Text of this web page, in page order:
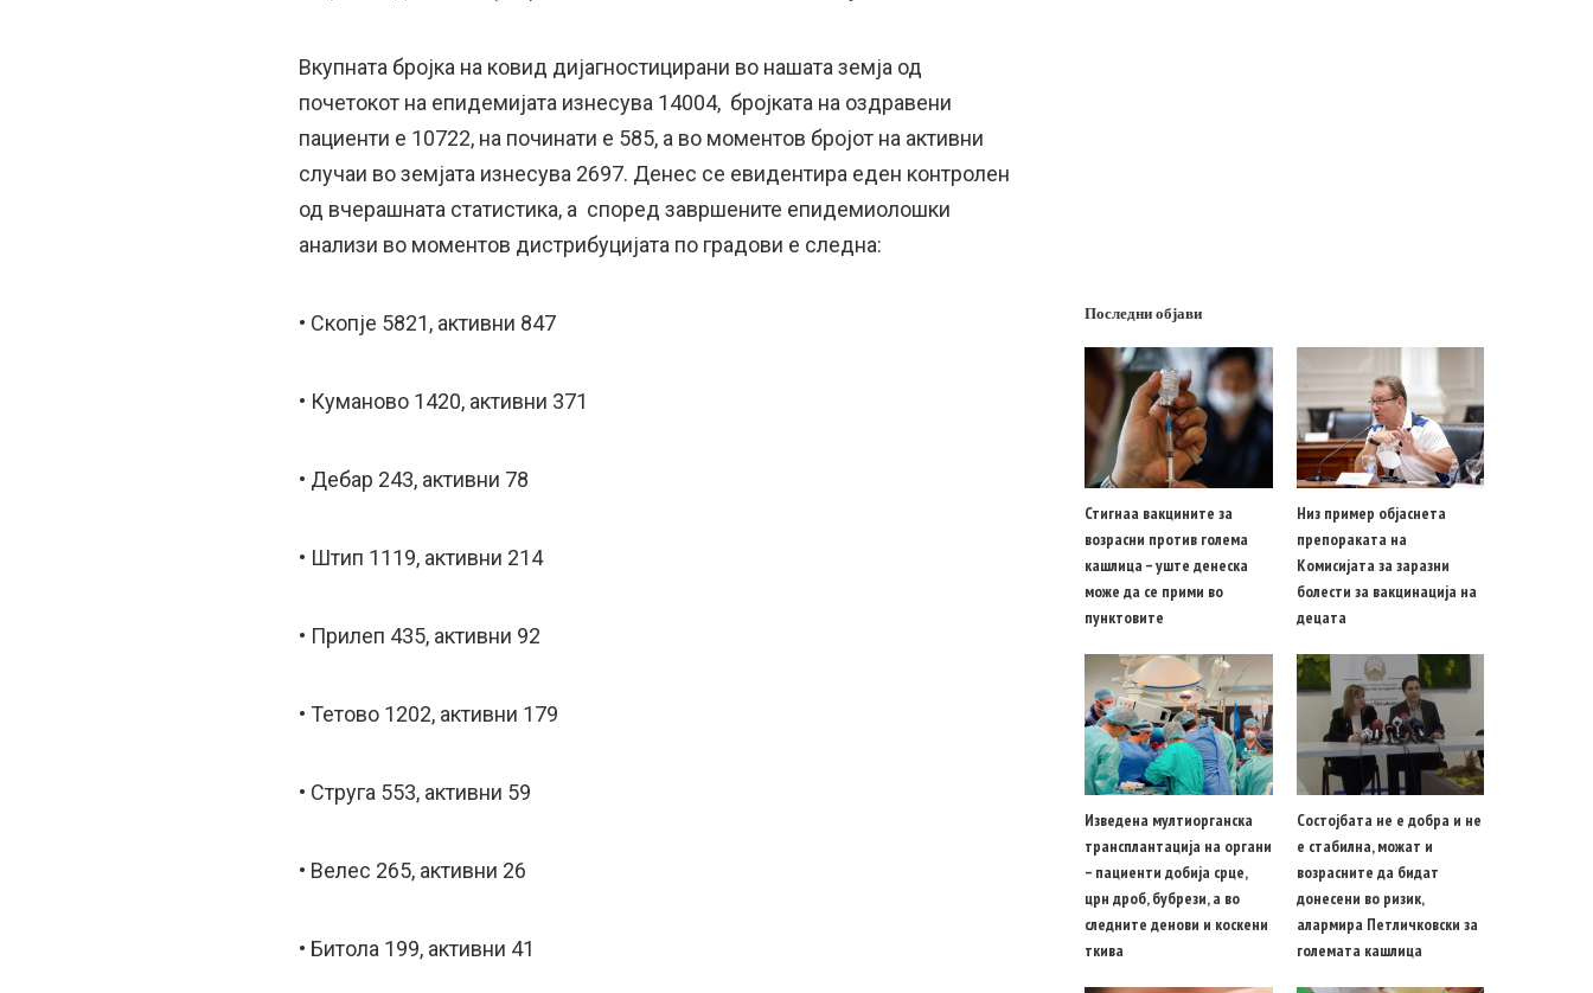
Вкупната бројка на ковид дијагностицирани во нашата земја од
почетокот на епидемијата изнесува 14004, бројката на оздравени
пациенти е 10722, на починати е 585, а во моментов бројот на активни
случаи во земјата изнесува 2697. Денес се евидентира еден контролен
од вчерашната статистика, а според завршените епидемиолошки
анализи во моментов дистрибуцијата по градови е следна:
• Скопје 5821, активни 847
• Куманово 1420, активни 371
• Дебар 243, активни 78
• Штип 1119, активни 214
• Прилеп 435, активни 92
• Тетово 1202, активни 179
• Струга 553, активни 59
• Велес 265, активни 26
• Битола 199, активни 41
Последни објави
Стигнаа вакцините за
возрасни против голема
кашлица – уште денеска
може да се прими во
пунктовите
Низ пример објаснета
препораката на
Комисијата за заразни
болести за вакцинација на
децата
Изведена мултиорганска
трансплантација на органи
– пациенти добија срце,
црн дроб, бубрези, а во
следните денови и коскени
ткива
Состојбата не е добра и не
е стабилна, можат и
возрасните да бидат
донесени во ризик,
алармира Петличковски за
големата кашлица